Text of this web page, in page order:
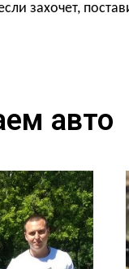
захочет,
авто